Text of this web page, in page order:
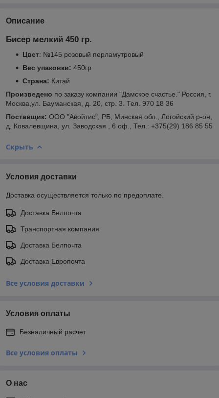
Описание
Бисер мелкий 450 гр.
Цвет: №145 розовый перламутровый
Вес упаковки: 450гр
Страна: Китай
Произведено по заказу компании "Дамское счастье." Россия, г.
Москва,ул. Бауманская, д. 20, стр. 3. Тел. 970 18 36
Поставщик: ООО "Авойтис", РБ, Минская обл., Логойский р-он,
д. Ковалевщина, ул. Заводская , 6 оф., Тел.: +375(29) 186 85 55
Скрыть
Условия доставки
Доставка осуществляется только по предоплате.
Доставка Белпочта
Транспортная компания
Доставка Белпочта
Доставка Европочта
Все условия доставки
Условия оплаты
Безналичный расчет
Все условия оплаты
О нас